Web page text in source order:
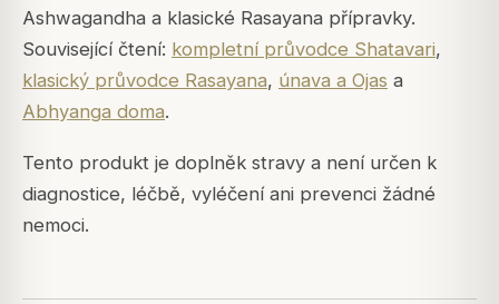
Ashwagandha a klasické Rasayana přípravky.
Související čtení: kompletní průvodce Shatavari,
klasický průvodce Rasayana, únava a Ojas a
Abhyanga doma.
Tento produkt je doplněk stravy a není určen k
diagnostice, léčbě, vyléčení ani prevenci žádné
nemoci.